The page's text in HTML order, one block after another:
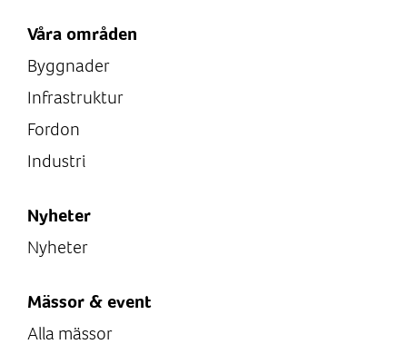
Våra områden
Byggnader
Infrastruktur
Fordon
Industri
Nyheter
Nyheter
Mässor & event
Alla mässor